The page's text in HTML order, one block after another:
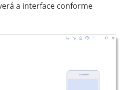
a interface conforme